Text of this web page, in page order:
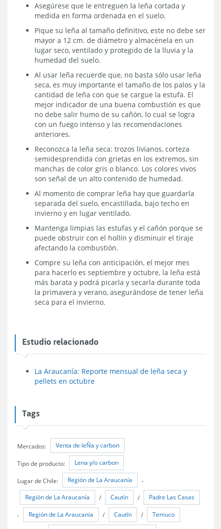
Asegúrese que le entreguen la leña cortada y
medida en forma ordenada en el suelo.
Pique su leña al tamaño definitivo, este no debe ser
mayor a 12 cm. de diámetro y almacénela en un
lugar seco, ventilado y protegido de la lluvia y la
humedad del suelo.
Al usar leña recuerde que, no basta sólo usar leña
seca, es muy importante el tamaño de los palos y la
cantidad de leña con que se cargue la estufa. El
mejor indicador de una buena combustión es que
no debe salir humo de su cañón, lo cual se logra
con un fuego intenso y las recomendaciones
anteriores.
Reconozca la leña seca: trozos livianos, corteza
semidesprendida con grietas en los extremos, sin
manchas de color gris o blanco. Los colores vivos
son señal de un alto contenido de humedad.
Al momento de comprar leña hay que guardarla
separada del suelo, encastillada, bajo techo en
invierno y en lugar ventilado.
Mantenga limpias las estufas y el cañón porque se
puede obstruir con el hollín y disminuir el tiraje
afectando la combustión.
Compre su leña con anticipación, el mejor mes
para hacerlo es septiembre y octubre, la leña está
más barata y podrá picarla y secarla durante toda
la primavera y verano, asegurándose de tener leña
seca para el invierno.
Estudio relacionado
La Araucanía: Reporte mensual de leña seca y
pellets en octubre
Tags
Mercados: Venta de leÑa y carbon
Tipo de producto: Lena y/o carbon
Lugar de Chile: Región de La Araucanía -
Región de La Araucanía / Cautín / Padre Las Casas
- Región de La Araucanía / Cautín / Temuco